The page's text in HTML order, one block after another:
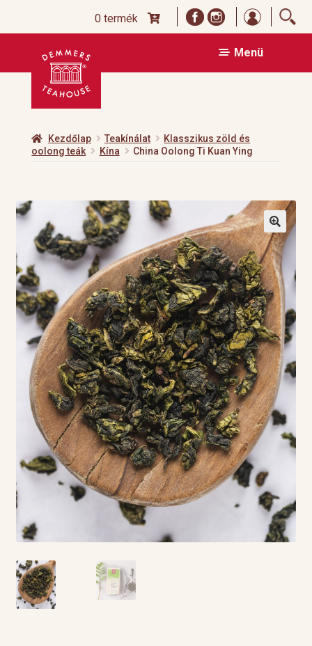
0 termék
Ugrás
navigációhoz
Kilépés
tartalomba
Menü
Kezdőlap Teakínálat
Klasszikus zöld és
oolong teák
Kína China Oolong Ti Kuan Ying